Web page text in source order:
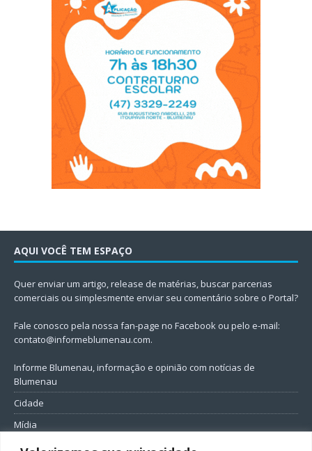
AQUI VOCÊ TEM ESPAÇO
Quer enviar um artigo, release de matérias, buscar parcerias
comerciais ou simplesmente enviar seu comentário sobre o Portal?
Fale conosco pela nossa fan-page no Facebook ou pelo e-mail:
contato@informeblumenau.com.
Informe Blumenau, informação e opinião com notícias de
Blumenau
Cidade
Mídia
Entretenimento